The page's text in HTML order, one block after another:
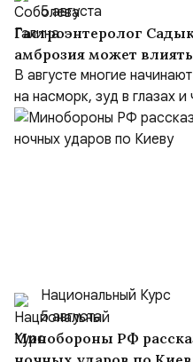
5 августа
Гастроэнтеролог
амброзия может
В августе многие
на насморк, зуд в глазах и
Национальный Курс
5 августа
Минобороны РФ